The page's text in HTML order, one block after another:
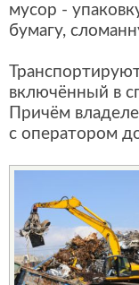
мусор -
бумагу,
включённый в
Причём
с оператором